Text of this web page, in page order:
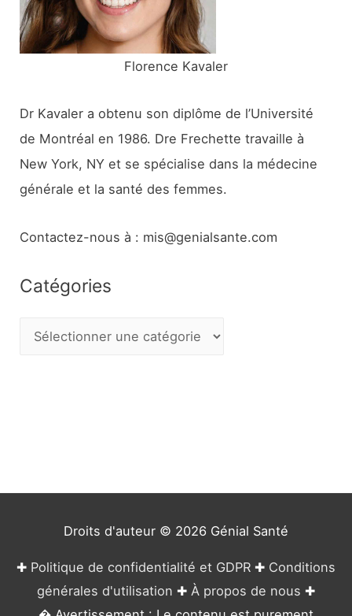
:
Florence Kavaler
Dr Kavaler a obtenu son diplôme de l’Université
de Montréal en 1986. Dre Frechette travaille à
New York, NY et se spécialise dans la médecine
générale et la santé des femmes.
Contactez-nous à : mis@genialsante.com
Catégories
Droits d'auteur © 2026 Génial Santé
✚ Politique de confidentialité et GDPR ✚ Conditions
générales d'utilisation ✚ À propos de nous ✚